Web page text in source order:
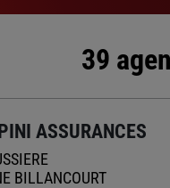
39
ASSURANCES
BILLANCOURT